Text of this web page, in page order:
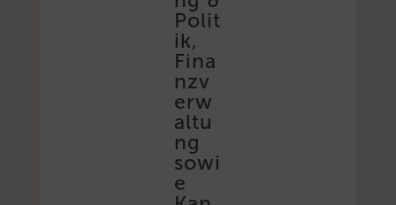
Polit
ik,
Fina
nzv
erw
altu
ng
sowi
e